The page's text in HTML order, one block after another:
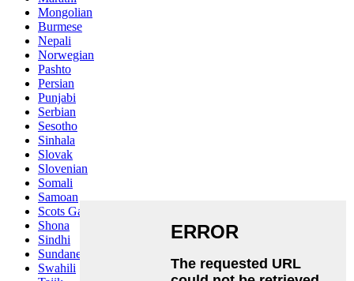
Mongolian
Burmese
Nepali
Norwegian
Pashto
Persian
Punjabi
Serbian
Sesotho
Sinhala
Slovak
Slovenian
Somali
Samoan
Scots Gaelic
Shona
Sindhi
Sundanese
Swahili